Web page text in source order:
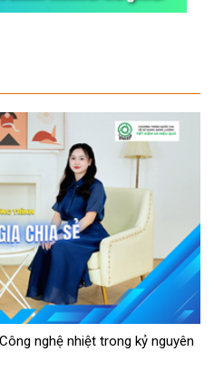
nghệ nhiệt trong kỷ nguyên